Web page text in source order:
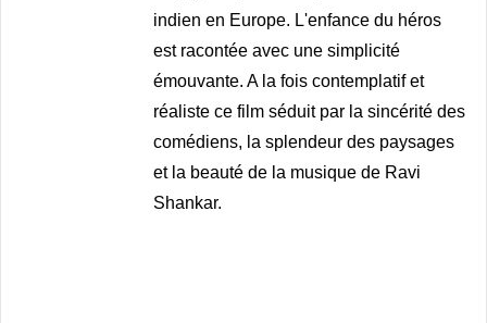
indien en Europe. L'enfance du héros
est racontée avec une simplicité
émouvante. A la fois contemplatif et
réaliste ce film séduit par la sincérité des
comédiens, la splendeur des paysages
et la beauté de la musique de Ravi
Shankar.